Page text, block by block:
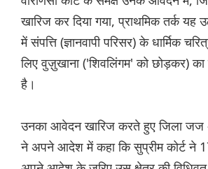
खारिज कर दिया गया, प्राथमिक तर्क यह
में संपत्ति (ज्ञानवापी परिसर) के धार्मिक
लिए वुज़ुखाना ('शिवलिंगम' को छोड़कर)
है।
उनका आवेदन खारिज करते हुए जिला
ने अपने आदेश में कहा कि सुप्रीम कोर्ट ने